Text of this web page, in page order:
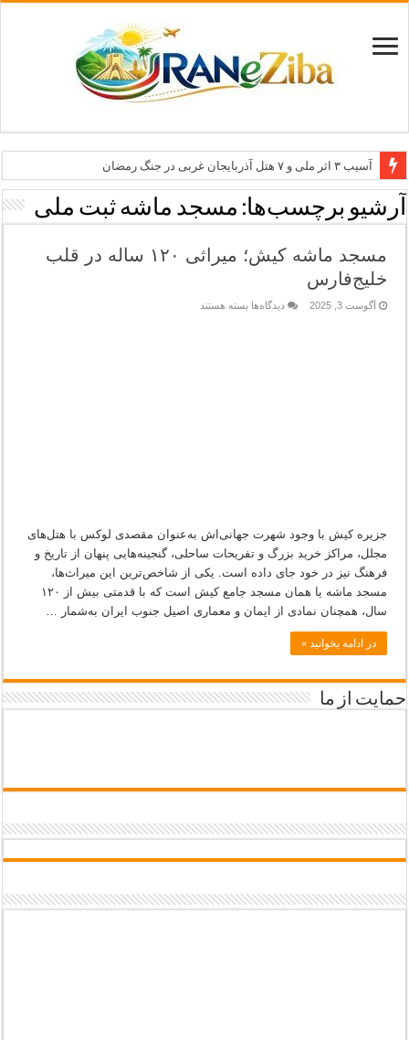
آسیب ۳ اثر ملی و ۷ هتل آذربایجان غربی در جنگ رمضان
معاون وزیر: جاذبه‌های بوشهر جهانی معرفی می‌شوند
طرح بین‌المللی گذر از مرزها وارد مرحله اجرا شد
۶۸۱ میلیارد ریال تسهیلات برای توسعه گردشگری گلستان
تاب‌آوری؛ سرمایه پنهان تهران برای بازسازی برند شهری
آرشیو برچسب‌ها: مسجد ماشه ثبت ملی
مسجد ماشه کیش؛ میراثی ۱۲۰ ساله در قلب
خلیج‌فارس
آگوست 3, 2025 دیدگاه‌ها برای
بسته هستند
جزیره کیش با وجود شهرت جهانی‌اش به‌عنوان مقصدی لوکس با هتل‌های
مجلل، مراکز خرید بزرگ و تفریحات ساحلی، گنجینه‌هایی پنهان از تاریخ و
فرهنگ نیز در خود جای داده است. یکی از شاخص‌ترین این میراث‌ها،
مسجد ماشه یا همان مسجد جامع کیش است که با قدمتی بیش از ۱۲۰
سال، همچنان نمادی از ایمان و معماری اصیل جنوب ایران به‌شمار …
در ادامه بخوانید »
حمایت از ما